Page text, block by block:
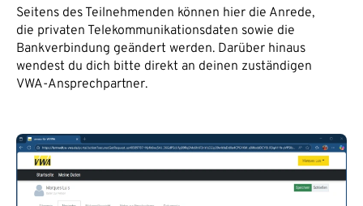
Seitens des Teilnehmenden können hier die Anrede,
die privaten Telekommunikationsdaten sowie die
Bankverbindung geändert werden. Darüber hinaus
wendest du dich bitte direkt an deinen zuständigen
VWA-Ansprechpartner.